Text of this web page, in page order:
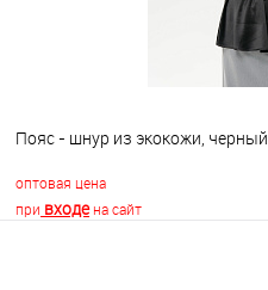
Пояс - шнур из экокожи, черный
оптовая цена
при входена сайт